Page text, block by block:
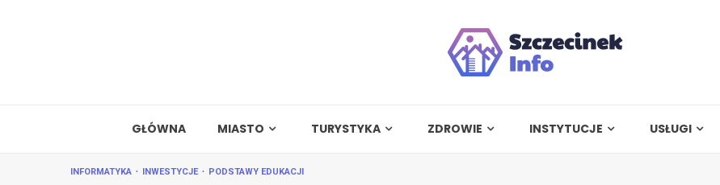
GŁÓWNA MIASTO TURYSTYKA ZDROWIE INSTYTUCJE USŁUGI
INFORMATYKA INWESTYCJE PODSTAWY EDUKACJI